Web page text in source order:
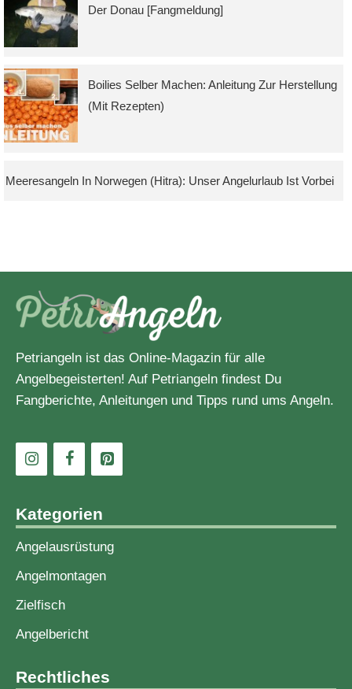
Der Donau [Fangmeldung]
Boilies Selber Machen: Anleitung Zur Herstellung
(mit Rezepten)
Meeresangeln In Norwegen (Hitra): Unser Angelurlaub Ist Vorbei
Petriangeln ist das Online-Magazin für alle
Angelbegeisterten! Auf Petriangeln findest Du
Fangberichte, Anleitungen und Tipps rund ums Angeln.
Kategorien
Angelausrüstung
Angelmontagen
Zielfisch
Angelbericht
Rechtliches